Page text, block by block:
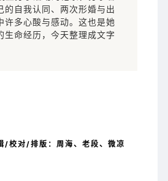
的自我认同、两次形婚与出
许多心酸与感动。这也是她
生命经历，今天整理成文字
对/排版：周海、老段、微凉